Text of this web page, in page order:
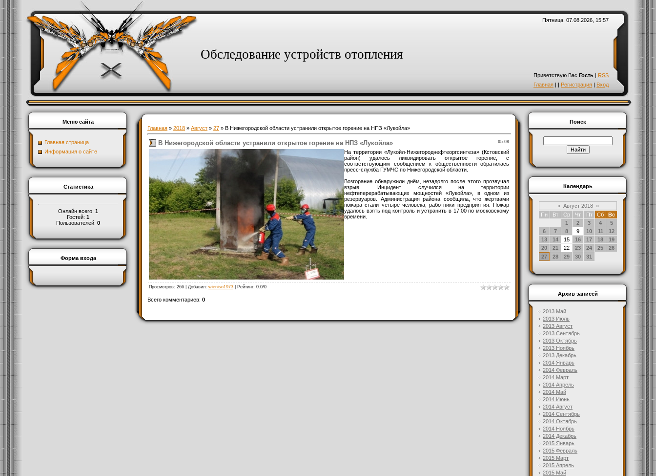
Пятница, 07.08.2026, 15:57
Обследование устройств отопления
Приветствую Вас Гость | RSS
Главная | | Регистрация | Вход
Меню сайта
Главная страница
Информация о сайте
Статистика
Онлайн всего: 1
Гостей: 1
Пользователей: 0
Форма входа
Главная » 2018 » Август » 27 » В Нижегородской области устранили открытое горение на НПЗ «Лукойла»
05:08
В Нижегородской области устранили открытое горение на НПЗ «Лукойла»
На территории «Лукойл-Нижегороднефтеоргсинтеза» (Кстовский
район) удалось ликвидировать открытое горение, с
соответствующим сообщением к общественности обратилась
пресс-служба ГУМЧС по Нижегородской области.
Возгорание обнаружили днём, незадолго после этого прозвучал
взрыв. Инцидент случился на территории
нефтеперерабатывающих мощностей «Лукойла», в одном из
резервуаров. Администрация района сообщила, что жертвами
пожара стали четыре человека, работники предприятия. Пожар
удалось взять под контроль и устранить в 17:00 по московскому
времени.
Просмотров: 266 | Добавил: wieniso1973 Рейтинг: 0.0/0
Всего комментариев: 0
Поиск
Календарь
« Август 2018 »
Пн
Вт Ср Чт Пт Сб
Вс
1
2 3 4
5
6
7 8 9 10 11
12
13
14 15 16 17 18
19
20
21 22 23 24 25
26
27
28 29 30 31
Архив записей
2013 Май
2013 Июль
2013 Август
2013 Сентябрь
2013 Октябрь
2013 Ноябрь
2013 Декабрь
2014 Январь
2014 Февраль
2014 Март
2014 Апрель
2014 Май
2014 Июнь
2014 Август
2014 Сентябрь
2014 Октябрь
2014 Ноябрь
2014 Декабрь
2015 Январь
2015 Февраль
2015 Март
2015 Апрель
2015 Май